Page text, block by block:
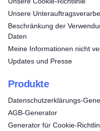
Unsere
Beschränkung der
Daten
Meine Informationen nicht
Updates und Presse
Produkte
Datenschutzerklärungs-
AGB-Generator
Generator für Cookie-